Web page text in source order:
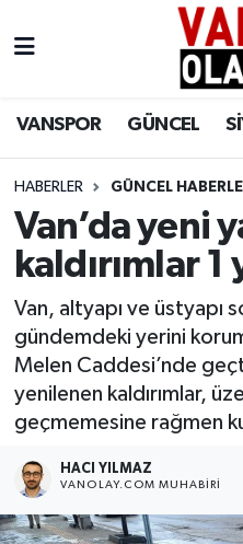
VANSPOR GÜNCEL
HABERLER GÜNCEL
Van’da yeni
kaldırımlar 1
Van, altyapı ve üstyapı
gündemdeki yerini
Melen Caddesi’nde
yenilenen kaldırımlar,
geçmemesine rağmen
HACI YILMAZ
VANOLAY.COM MUHABIRI
Siyaset
Ekonomi
Sağlık
Eğitim
Bilim & Teknoloji
Dünya
RESMİ İLANLAR
Van Nöbetçi
Van Namaz Vakitleri
Van Trafik Yoğunluk
Süper Lig Puan
Tüm Manşetler
Son Dakika Haberleri
Haber Arşivi